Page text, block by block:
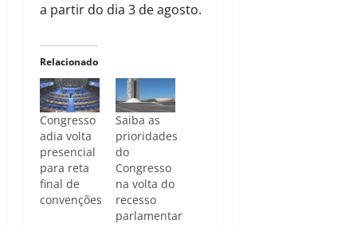
a partir do dia 3 de agosto.
Relacionado
Congresso
adia volta
presencial
para reta
final de
convenções
Saiba as
prioridades
do
Congresso
na volta do
recesso
parlamentar